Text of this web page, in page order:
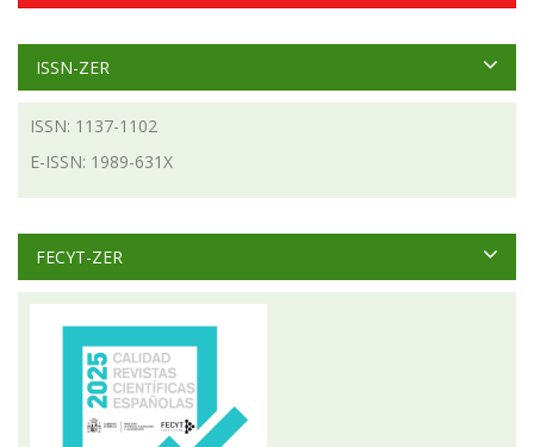
ISSN-ZER
ISSN: 1137-1102
E-ISSN: 1989-631X
FECYT-ZER